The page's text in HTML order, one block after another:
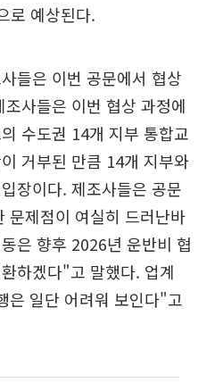
로 예상된다.
들은 이번 공문에서 협상
사들은 이번 협상 과정에
수도권 14개 지부 통합교
거부된 만큼 14개 지부와
장이다. 제조사들은 공문
문제점이 여실히 드러난바
은 향후 2026년 운반비 협
하겠다"고 말했다. 업계
은 일단 어려워 보인다"고